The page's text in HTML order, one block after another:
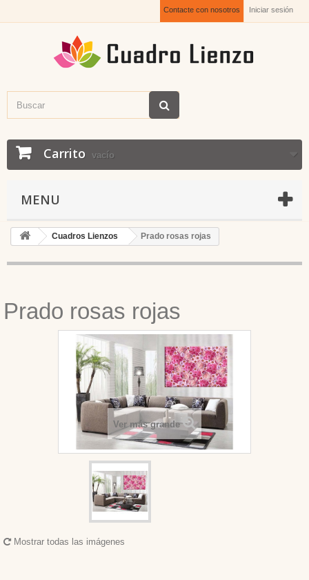
Iniciar sesión
Contacte con nosotros
Carrito vacío
MENU
Cuadros Lienzos Prado rosas rojas
Prado rosas rojas
Ver más grande
Mostrar todas las imágenes